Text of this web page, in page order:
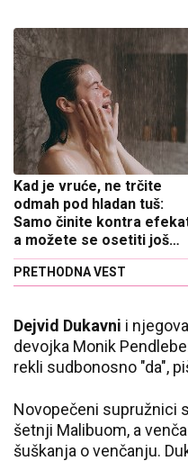
Kad je vruće, ne trčite
odmah pod hladan tuš:
Samo činite kontra
a možete se osetiti još
gore
PRETHODNA VEST
Dejvid Dukavni i
devojka Monik
rekli sudbonosno "da",
Novopečeni supružnici
šetnji Malibuom, a
šuškanja o venčanju.